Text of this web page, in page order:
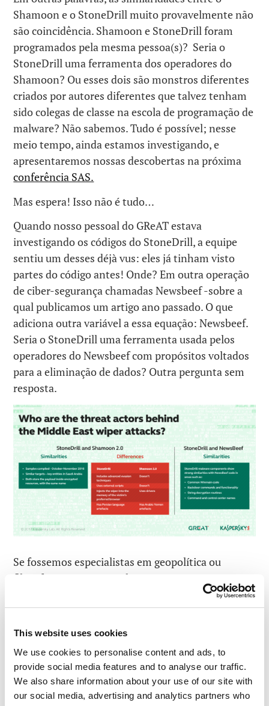
This website uses cookies
We use cookies to personalise content and ads, to
provide social media features and to analyse our traffic.
We also share information about your use of our site with
our social media, advertising and analytics partners who
Shamoon e o StoneDrill muito provavelmente não
são coincidência. Shamoon e StoneDrill foram
programados pela mesma pessoa(s)? Seria o
StoneDrill uma ferramenta dos operadores do
Shamoon? Ou esses dois são monstros diferentes
criados por autores diferentes que talvez tenham
sido colegas de classe na escola de programação de
malware? Não sabemos. Tudo é possível; nesse
meio tempo, ainda estamos investigando, e
apresentaremos nossas descobertas na próxima
conferência SAS.
Mas espera! Isso não é tudo…
Quando nosso pessoal do GReAT estava
investigando os códigos do StoneDrill, a equipe
sentiu um desses déjà vus: eles já tinham visto
partes do código antes! Onde? Em outra operação
de ciber-segurança chamadas Newsbeef -sobre a
qual publicamos um artigo ano passado. O que
adiciona outra variável a essa equação: Newsbeef.
Seria o StoneDrill uma ferramenta usada pelos
operadores do Newsbeef com propósitos voltados
para a eliminação de dados? Outra pergunta sem
resposta.
Se fossemos especialistas em geopolítica ou
filósofos muito provavelmente teríamos
suposições sobre essas conexões. Já dizia Ursinho
Pooh: esse zumbido quer dizer alguma coisa.
Porém, (por sorte), não somos nenhuma dessas
coisas. Estamos fazendo o trabalho duro de salvar
o mundo de todas as ciberameaças independente
de sua origem ou propósito. A única razão pela
qual mencionei conexões entrega o Shampon,